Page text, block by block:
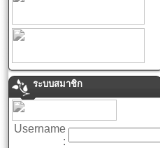
ระบบสมาชิก
Username
: